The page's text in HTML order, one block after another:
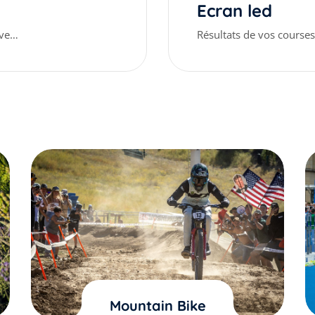
Ecran led
Résultats de vos
Mountain Bike